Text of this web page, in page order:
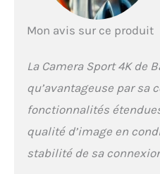
Mon avis sur ce produit
La Camera Sport 4K de
qu’avantageuse par sa
fonctionnalités
qualité d’image en
stabilité de sa